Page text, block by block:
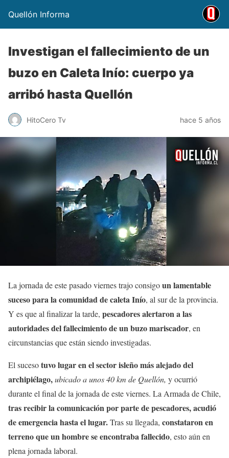
Quellón Informa
Investigan el fallecimiento de un
buzo en Caleta Inío: cuerpo ya
arribó hasta Quellón
HitoCero Tv hace 5 años
La jornada de este pasado viernes trajo consigoun lamentable
suceso para la comunidad de caleta Inío, al sur de la provincia.
Y es que al finalizar la tarde, pescadores alertaron a las
autoridades del fallecimiento de un buzo mariscador, en
circunstancias que están siendo investigadas.
El sucesotuvo lugar en el sector isleño más alejado del
archipiélago,ubicado a unos 40 km de Quellón, y ocurrió
durante el final de la jornada de este viernes. La Armada de Chile,
tras recibir la comunicación por parte de pescadores, acudió
de emergencia hasta el lugar.Tras su llegada, constataron en
terreno que un hombre se encontraba fallecido, esto aún en
plena jornada laboral.